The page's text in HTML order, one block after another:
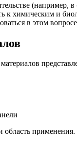
к химическим и
в этом
область